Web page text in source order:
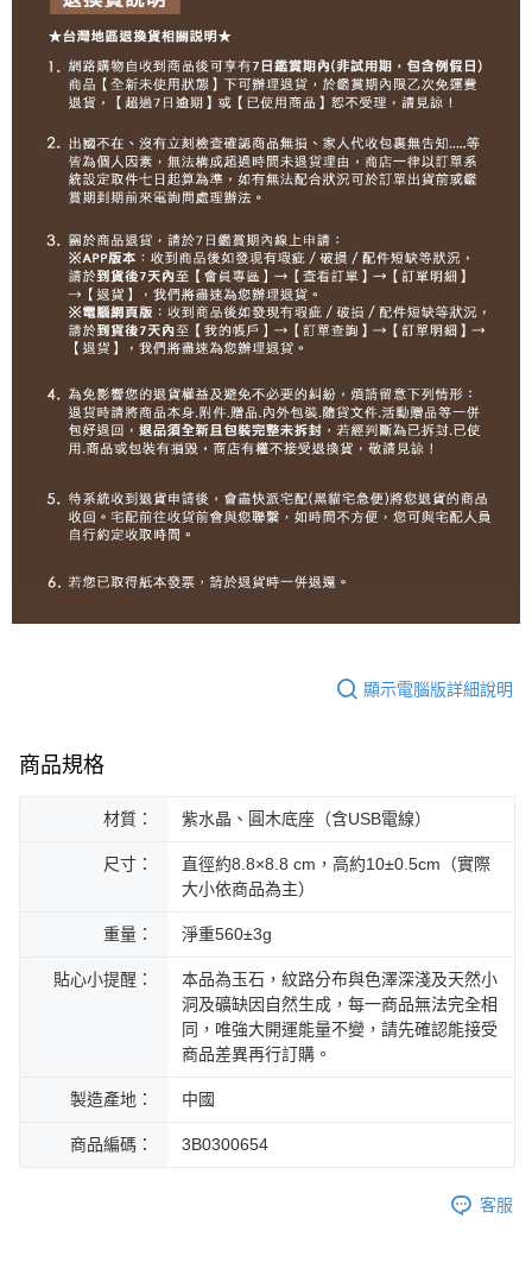
顯示電腦版詳細說明
商品規格
材質： 紫水晶、圓木底座（含USB電線）
尺寸：
直徑約8.8×8.8 cm，高約10±0.5cm（實際
大小依商品為主）
重量： 淨重560±3g
貼心小提醒：
本品為玉石，紋路分布與色澤深淺及天然小
洞及礦缺因自然生成，每一商品無法完全相
同，唯強大開運能量不變，請先確認能接受
商品差異再行訂購。
製造產地： 中國
商品編碼： 3B0300654
客服